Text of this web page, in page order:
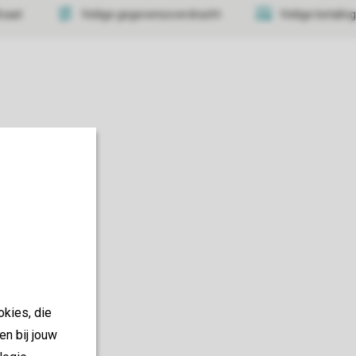
die
bij jouw
Veilige gegevensoverdracht Veilige betaling